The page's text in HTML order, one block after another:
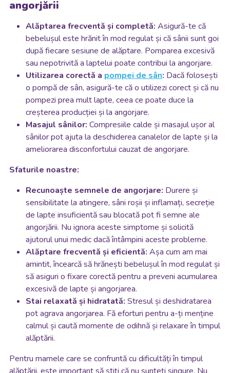
angorjării
Alăptarea frecventă și completă: Asigură-te că
bebelușul este hrănit în mod regulat și că sânii sunt goi
după fiecare sesiune de alăptare. Pomparea excesivă
sau nepotrivită a laptelui poate contribui la angorjare.
Utilizarea corectă a pompei de sân: Dacă folosești
o pompă de sân, asigură-te că o utilizezi corect și că nu
pompezi prea mult lapte, ceea ce poate duce la
creșterea producției și la angorjare.
Masajul sânilor: Compresiile calde și masajul ușor al
sânilor pot ajuta la deschiderea canalelor de lapte și la
ameliorarea disconfortului cauzat de angorjare.
Sfaturile noastre:
Recunoaște semnele de angorjare: Durere și
sensibilitate la atingere, sâni roșii și inflamați, secreție
de lapte insuficientă sau blocată pot fi semne ale
angorjării. Nu ignora aceste simptome și solicită
ajutorul unui medic dacă întâmpini aceste probleme.
Alăptare frecventă și eficientă: Așa cum am mai
amintit, încearcă să hrănești bebelușul în mod regulat și
să asiguri o fixare corectă pentru a preveni acumularea
excesivă de lapte și angorjarea.
Stai relaxată și hidratată: Stresul și deshidratarea
pot agrava angorjarea. Fă eforturi pentru a-ți menține
calmul și caută momente de odihnă și relaxare în timpul
alăptării.
Pentru mamele care se confruntă cu dificultăți în timpul